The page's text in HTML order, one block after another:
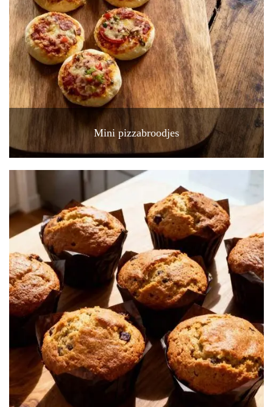
Mini pizzabroodjes